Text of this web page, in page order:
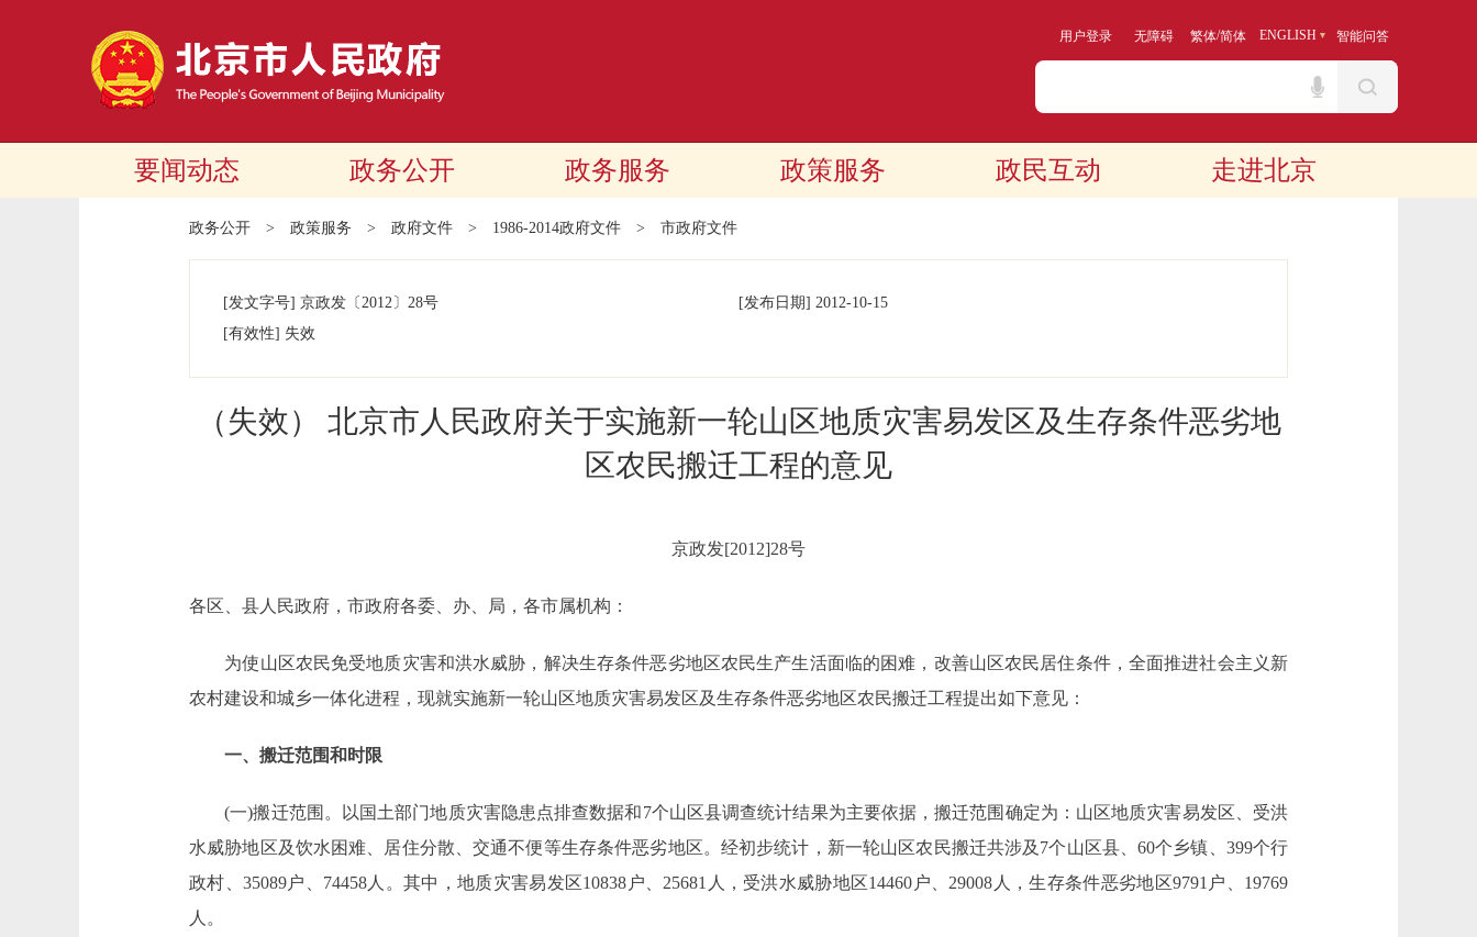
用户登录 无障碍 繁体/简体 ENGLISH 智能问答
要闻动态 政务公开 政务服务 政策服务 政民互动 走进北京
政务公开 > 政策服务 > 政府文件 > 1986-2014政府文件 > 市政府文件
[发文字号] 京政发 〔2012〕 28号 [发布日期] 2012-10-15
[有效性] 失效
（失效） 北京市人民政府关于实施新一轮山区地质灾害易发区及生存条件恶劣地
区农民搬迁工程的意见
京政发[2012]28号
各区、县人民政府，市政府各委、办、局，各市属机构：
为使山区农民免受地质灾害和洪水威胁，解决生存条件恶劣地区农民生产生活面临的困难，改善山区农民居住条件，全面推进社会主义新
农村建设和城乡一体化进程，现就实施新一轮山区地质灾害易发区及生存条件恶劣地区农民搬迁工程提出如下意见：
一、搬迁范围和时限
(一)搬迁范围。以国土部门地质灾害隐患点排查数据和7个山区县调查统计结果为主要依据，搬迁范围确定为：山区地质灾害易发区、受洪
水威胁地区及饮水困难、居住分散、交通不便等生存条件恶劣地区。经初步统计，新一轮山区农民搬迁共涉及7个山区县、60个乡镇、399个行
政村、35089户、74458人。其中，地质灾害易发区10838户、25681人，受洪水威胁地区14460户、29008人，生存条件恶劣地区9791户、19769
人。